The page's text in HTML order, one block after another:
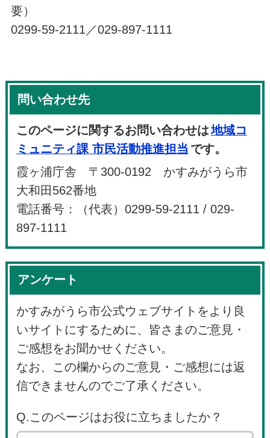
要）
0299-59-2111／029-897-1111
問い合わせ先
このページに関するお問い合わせは地域コ
ミュニティ課 市民活動推進担当 です。
霞ヶ浦庁舎 〒300-0192 かすみがうら市
大和田562番地
電話番号：（代表）0299-59-2111 / 029-
897-1111
アンケート
かすみがうら市公式ウェブサイトをより良
いサイトにするために、皆さまのご意見・
ご感想をお聞かせください。
なお、この欄からのご意見・ご感想には返
信できませんのでご了承ください。
Q.このページはお役に立ちましたか？